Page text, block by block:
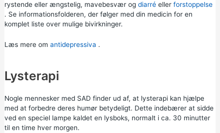
rystende eller ængstelig, mavebesvær og diarréeller forstoppelse
. Se informationsfolderen, der følger med din medicin for en
komplet liste over mulige bivirkninger.
Læs mere om antidepressiva .
Lysterapi
Nogle mennesker med SAD finder ud af, at lysterapi kan hjælpe
med at forbedre deres humør betydeligt. Dette indebærer at sidde
ved en speciel lampe kaldet en lysboks, normalt i ca. 30 minutter
til en time hver morgen.